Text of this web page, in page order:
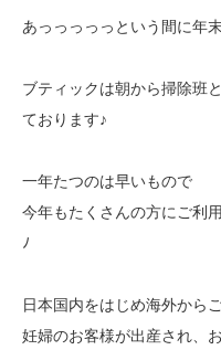
あっっっっっという間に年
ブティックは朝から掃除班
ております♪
一年たつのは早いもので
今年もたくさんの方にご利
ﾉ
日本国内をはじめ海外から
妊婦のお客様が出産され、